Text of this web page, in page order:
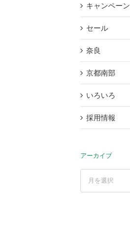
キャンペーン
セール
奈良
京都南部
いろいろ
採用情報
アーカイブ